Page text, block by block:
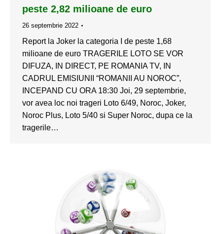
peste 2,82 milioane de euro
26 septembrie 2022
Report la Joker la categoria I de peste 1,68
milioane de euro TRAGERILE LOTO SE VOR
DIFUZA, IN DIRECT, PE ROMANIA TV, IN
CADRUL EMISIUNII “ROMANII AU NOROC”,
INCEPAND CU ORA 18:30 Joi, 29 septembrie,
vor avea loc noi trageri Loto 6/49, Noroc, Joker,
Noroc Plus, Loto 5/40 si Super Noroc, dupa ce la
tragerile…